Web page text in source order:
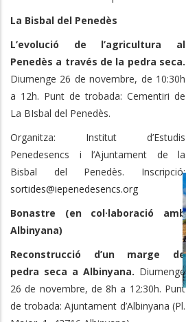
La Bisbal del Penedès
L’evolució de l’agricultura al
Penedès a través de la pedra seca.
Diumenge 26 de novembre, de 10:30h
a 12h. Punt de trobada: Cementiri de
La BIsbal del Penedès.
Organitza: Institut d’Estudis
Penedesencs i l’Ajuntament de la
Bisbal del Penedès. Inscripció:
sortides@iepenedesencs.org
Bonastre (en col·laboració amb
Albinyana)
Reconstrucció d’un marge de
pedra seca a Albinyana. Diumenge
26 de novembre, de 8h a 12:30h. Punt
de trobada: Ajuntament d’Albinyana (Pl.